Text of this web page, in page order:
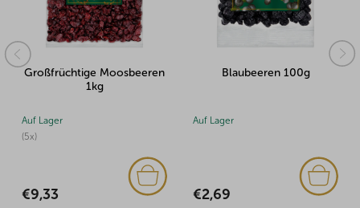
Großfrüchtige Moosbeeren
1kg
(5x)
Auf Lager
€9,33
Blaubeeren 100g
Auf Lager
€2,69